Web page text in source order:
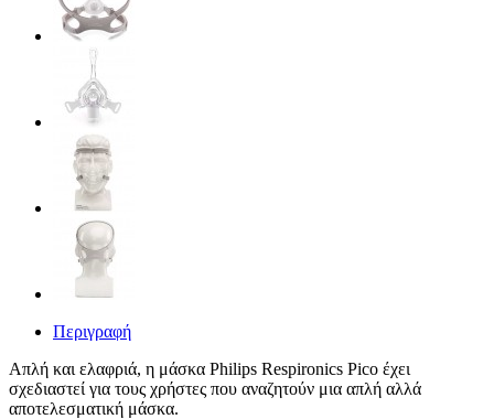
Περιγραφή
Απλή και ελαφριά, η μάσκα Philips Respironics Pico έχει
σχεδιαστεί για τους χρήστες που αναζητούν μια απλή αλλά
αποτελεσματική μάσκα.